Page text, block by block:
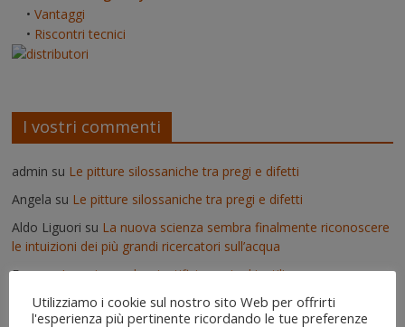
•Vantaggi
• Riscontri tecnici
I vostri commenti
admin su Le pitture silossaniche tra pregi e difetti
Angela su Le pitture silossaniche tra pregi e difetti
Aldo Liguori su La nuova scienza sembra finalmente riconoscere
le intuizioni dei più grandi ricercatori sull’acqua
EnzosuLavori pseudoscientifici nuovi ed inutili
adminsuDeumidificatori: perché non vanno usati nei muri umidi
Utilizziamo i cookie sul nostro sito Web per offrirti
l'esperienza più pertinente ricordando le tue preferenze